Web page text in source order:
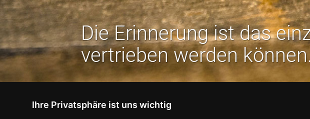
Ihre Privatsphäre ist uns wichtig
Die Erinnerung ist das
vertrieben werden